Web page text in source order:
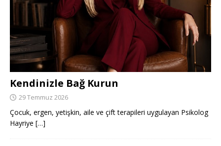
Kendinizle Bağ Kurun
29 Temmuz 2026
Çocuk, ergen, yetişkin, aile ve çift terapileri uygulayan Psikolog
Hayriye […]